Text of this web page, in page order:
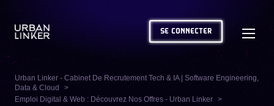
SE CONNECTER
Urban Linker - Cabinet De Recrutement Tech & IA | Software Engineering,
Data & Cloud
Emploi Digital & Web : Découvrez Nos Offres - Urban Linker